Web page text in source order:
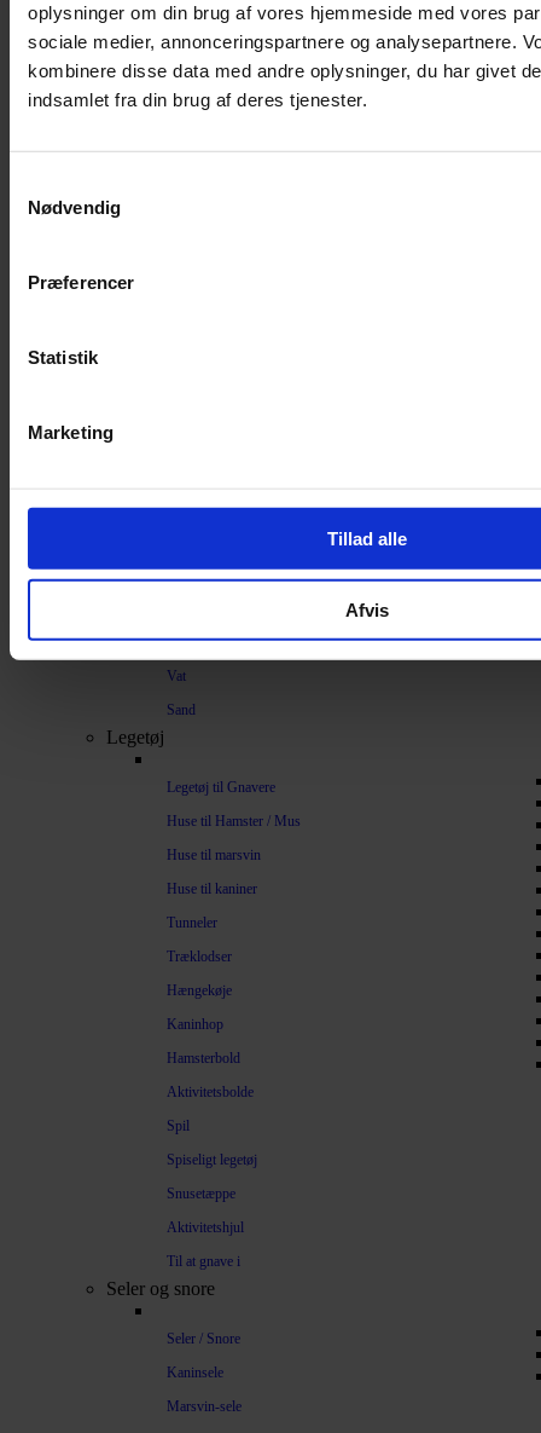
oplysninger om din brug af vores hjemmeside med vores
sociale medier, annonceringspartnere og analysepartnere.
kombinere disse data med andre oplysninger, du har givet
indsamlet fra din brug af deres tjenester.
Nødvendig
Præferencer
Statistik
Marketing
Tillad alle
Afvis
Marsvinebur
Overdækning løbegård
Savsmuld
Bommuld
Træpiller
Vat
Sand
Legetøj
Legetøj til Gnavere
Huse til Hamster / Mus
Huse til marsvin
Huse til kaniner
Tunneler
Træklodser
Hængekøje
Kaninhop
Hamsterbold
Aktivitetsbolde
Spil
Spiseligt legetøj
Snusetæppe
Aktivitetshjul
Til at gnave i
Seler og snore
Seler / Snore
Kaninsele
Marsvin-sele